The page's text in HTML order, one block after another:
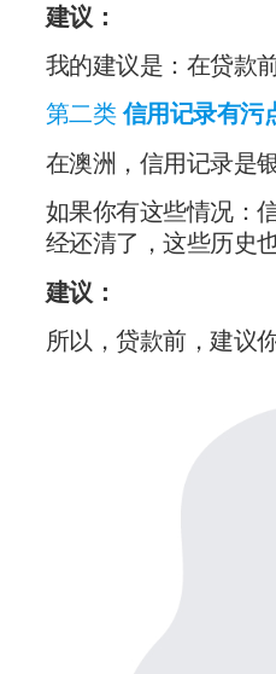
建议：
我的建议是：在贷款
第二类信用记录有污
在澳洲，信用记录是
如果你有这些情况：
经还清了，这些历史
建议：
所以，贷款前，建议